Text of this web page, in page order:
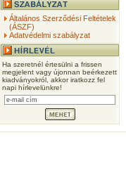
Általános Szerződési Feltételek
(ÁSZF)
Adatvédelmi szabályzat
Ha szeretnél értesülni a frissen
megjelent vagy újonnan beérkezett
kiadványokról, akkor iratkozz fel
napi hírlevelünkre!